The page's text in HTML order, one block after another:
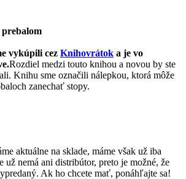
prebalom
vykúpili cez Knihovrátok a je vo
Rozdiel medzi touto knihou a novou by ste
Knihu sme označili nálepkou, ktorá môže
zanechať stopy.
aktuálne na sklade, máme však už iba
už nemá ani distribútor, preto je možné, že
Ak ho chcete mať, ponáhľajte sa!